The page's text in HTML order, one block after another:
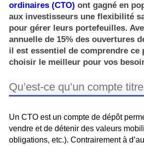
ordinaires (CTO) ont gagné en
aux investisseurs une flexibilité
pour gérer leurs portefeuilles.
annuelle de 15% des ouvertures
il est essentiel de comprendre ce
choisir le meilleur pour vos
Qu’est-ce qu’un compte
Un CTO est un compte de dépôt
vendre et de détenir des valeurs
obligations, etc.). Contrairement à